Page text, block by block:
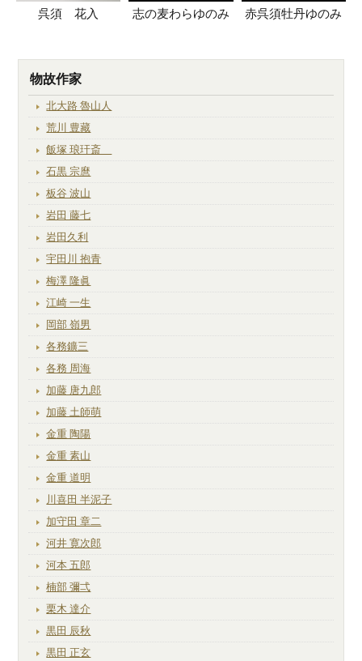
呉須 花入 志の麦わらゆのみ 赤呉須牡丹ゆのみ
物故作家
北大路 魯山人
荒川 豊藏
飯塚 琅玕斎
石黒 宗麿
板谷 波山
岩田 藤七
岩田久利
宇田川 抱青
梅澤 隆眞
江崎 一生
岡部 嶺男
各務鑛三
各務 周海
加藤 唐九郎
加藤 土師萌
金重 陶陽
金重 素山
金重 道明
川喜田 半泥子
加守田 章二
河井 寛次郎
河本 五郎
楠部 彌弌
栗木 達介
黒田 辰秋
黒田 正玄